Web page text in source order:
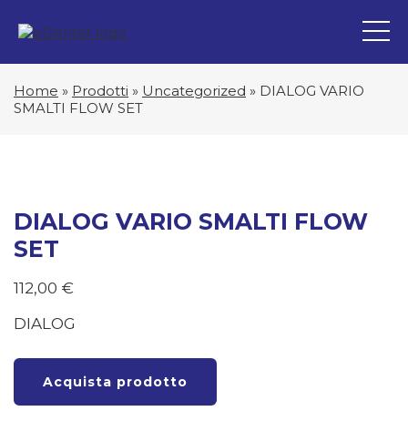
Home » Prodotti » Uncategorized » DIALOG VARIO
SMALTI FLOW SET
DIALOG VARIO SMALTI FLOW
SET
112,00 €
DIALOG
Acquista prodotto